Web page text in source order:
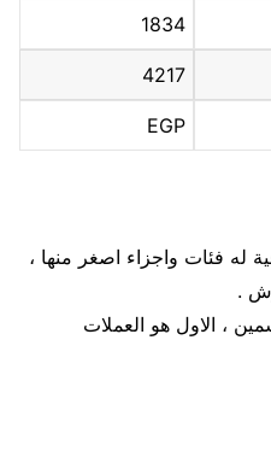
1834
4217
EGP
له فئات واجزاء اصغر منها ،
، الاول هو العملات